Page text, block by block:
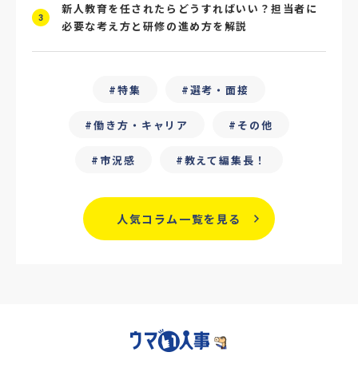
#ChatGPT #タイパ #就活動向
#フリーランス保護新法 #デイワーク
#雇用型ギグワーク #面接
#人材の見極め方 #面接評価シート
#戦略人事 #業界別
#働き方改革 #労務 #リーダーシップ
#GPA #学歴フィルター
3
新人教育を任されたらどうすればいい？担当者に
必要な考え方と研修の進め方を解説
特集 選考・面接
働き方・キャリア その他
市況感 教えて編集長！
人気コラム一覧を見る